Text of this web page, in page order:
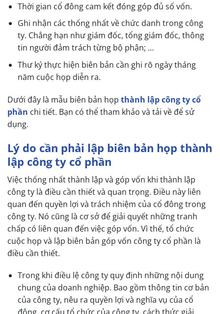
Thời gian cổ đông cam kết đóng góp đủ số vốn.
Ghi nhận các thống nhất về chức danh trong công
ty. Chẳng hạn như giám đốc, tổng giám đốc, thông
tin người đảm trách từng bộ phận; …
Thư ký thực hiện biên bản cần ghi rõ ngày tháng
năm cuộc họp diễn ra.
Dưới đây là mẫu biên bản họp thành lập công ty cổ
phần chi tiết. Bạn có thể tham khảo và tải về để sử
dụng.
Lý do cần phải lập biên bản họp thành
lập công ty cổ phần
Việc thống nhất thành lập và góp vốn khi thành lập
công ty là điều cần thiết và quan trọng. Điều này liên
quan đến quyền lợi và trách nhiệm của cổ đông trong
công ty. Nó cũng là cơ sở để giải quyết những tranh
chấp có liên quan đến việc góp vốn. Vì thế, tổ chức
cuộc họp và lập biên bản góp vốn công ty cổ phần là
điều cần thiết.
Trong khi điều lệ công ty quy định những nội dung
chung của doanh nghiệp. Bao gồm thông tin cơ bản
của công ty, nêu ra quyền lợi và nghĩa vụ của cổ